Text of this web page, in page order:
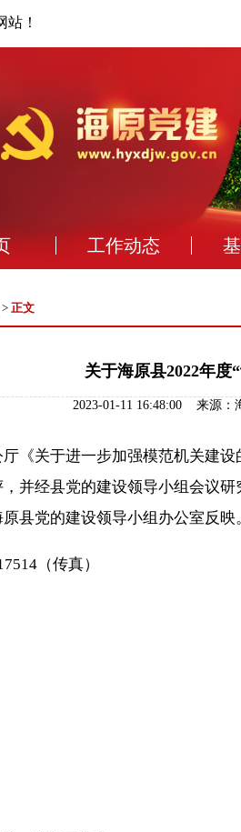
！
工作动态
> 正文
关于海原县2022年
2023-01-11 16:48:00 来源
关于进一步加强模范机关建设
，并经县党的建设领导小组会议
县党的建设领导小组办公室反
（传真）